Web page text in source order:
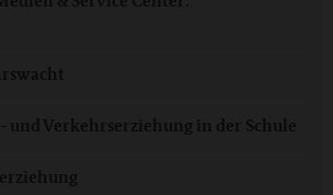
Verkehrserziehung in der Schule